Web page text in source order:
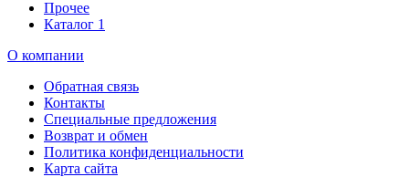
Прочее
Каталог 1
О компании
Обратная связь
Контакты
Специальные предложения
Возврат и обмен
Политика конфиденциальности
Карта сайта